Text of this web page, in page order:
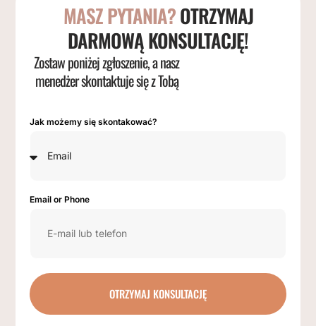
MASZ PYTANIA?OTRZYMAJ
DARMOWĄ KONSULTACJĘ!
Zostaw poniżej zgłoszenie, a nasz
menedżer skontaktuje się z Tobą
Jak możemy się skontakować?
Email or Phone
OTRZYMAJ KONSULTACJĘ